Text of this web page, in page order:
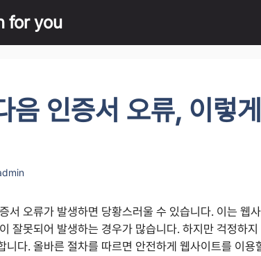
for you
음 인증서 오류, 이렇
서 오류가 발생하면 당황스러울 수 있습니다. 이는 웹
잘못되어 발생하는 경우가 많습니다. 하지만 걱정하
니다. 올바른 절차를 따르면 안전하게 웹사이트를 이